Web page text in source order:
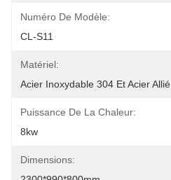
Numéro De Modèle:
CL-S11
Matériel:
Acier Inoxydable 304 Et Acier Allié
Puissance De La Chaleur:
8kw
Dimensions: